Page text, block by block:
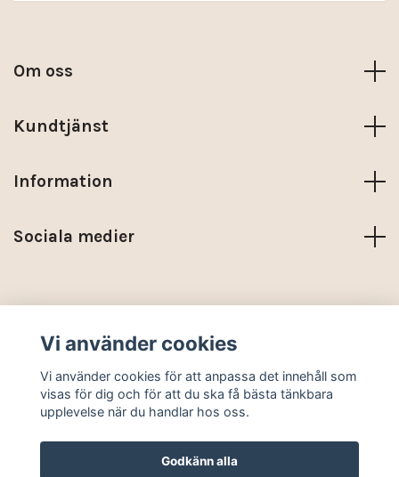
Om oss
Kundtjänst
Information
Sociala medier
Vi använder cookies
Vi använder cookies för att anpassa det innehåll som
visas för dig och för att du ska få bästa tänkbara
upplevelse när du handlar hos oss.
Godkänn alla